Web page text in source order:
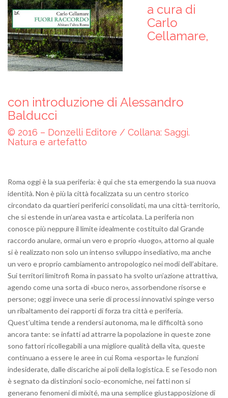
a cura di
Carlo
Cellamare,
con introduzione di Alessandro
Balducci
© 2016 – Donzelli Editore / Collana: Saggi.
Natura e artefatto
Roma oggi è la sua periferia: è qui che sta emergendo la sua nuova
identità. Non è più la città focalizzata su un centro storico
circondato da quartieri periferici consolidati, ma una città-territorio,
che si estende in un’area vasta e articolata. La periferia non
conosce più neppure il limite idealmente costituito dal Grande
raccordo anulare, ormai un vero e proprio «luogo», attorno al quale
si è realizzato non solo un intenso sviluppo insediativo, ma anche
un vero e proprio cambiamento antropologico nei modi dell’abitare.
Sui territori limitrofi Roma in passato ha svolto un’azione attrattiva,
agendo come una sorta di «buco nero», assorbendone risorse e
persone; oggi invece una serie di processi innovativi spinge verso
un ribaltamento dei rapporti di forza tra città e periferia.
Quest’ultima tende a rendersi autonoma, ma le difficoltà sono
ancora tante: se infatti ad attrarre la popolazione in queste zone
sono fattori ricollegabili a una migliore qualità della vita, queste
continuano a essere le aree in cui Roma «esporta» le funzioni
indesiderate, dalle discariche ai poli della logistica. E se l’esodo non
è segnato da distinzioni socio-economiche, nei fatti non si
generano fenomeni di mixité, ma una semplice giustapposizione di